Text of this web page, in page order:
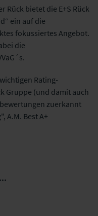
Rück bietet die E+S Rück
ein auf die
fokussiertes Angebot.
die
Rating-
Gruppe (und damit auch
zuerkannt
A.M. Best A+